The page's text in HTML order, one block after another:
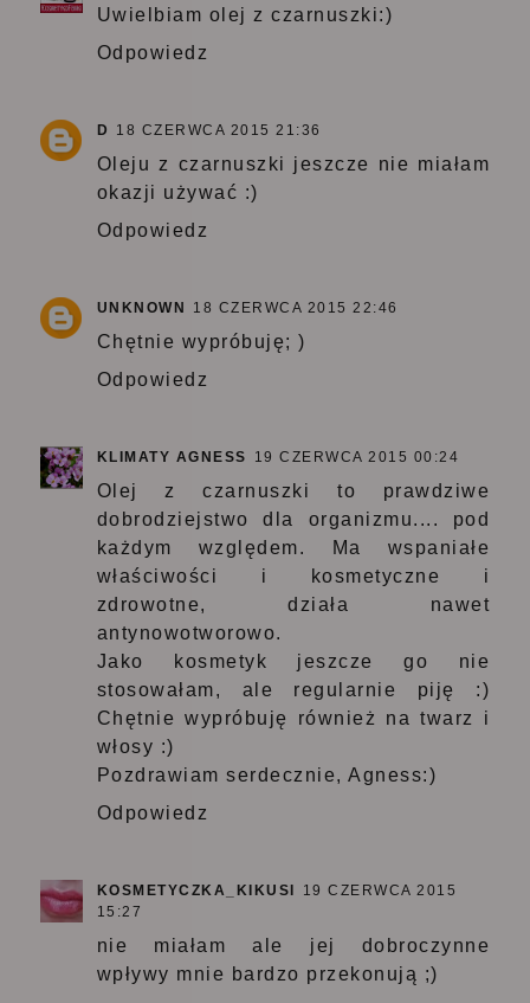
Uwielbiam olej z czarnuszki:)
Odpowiedz
D 18 CZERWCA 2015 21:36
Oleju z czarnuszki jeszcze nie miałam
okazji używać :)
Odpowiedz
UNKNOWN 18 CZERWCA 2015 22:46
Chętnie wypróbuję; )
Odpowiedz
KLIMATY AGNESS 19 CZERWCA 2015 00:24
Olej z czarnuszki to prawdziwe
dobrodziejstwo dla organizmu.... pod
każdym względem. Ma wspaniałe
właściwości i kosmetyczne i
zdrowotne, działa nawet
antynowotworowo.
Jako kosmetyk jeszcze go nie
stosowałam, ale regularnie piję :)
Chętnie wypróbuję również na twarz i
włosy :)
Pozdrawiam serdecznie, Agness:)
Odpowiedz
KOSMETYCZKA_KIKUSI
19 CZERWCA 2015
15:27
nie miałam ale jej dobroczynne
wpływy mnie bardzo przekonują ;)